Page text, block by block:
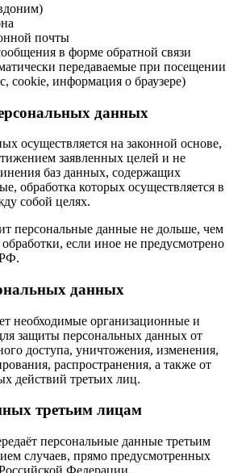
почты
в форме обратной связи
передаваемые при посещении
cookie, информация о браузере)
данных
осуществляется на законной основе,
заявленных целей и не
баз данных, содержащих
обработка которых осуществляется в
собой целях.
персональные данные не дольше, чем
если иное не предусмотрено
РФ.
данных
необходимые организационные и
защиты персональных данных от
доступа, уничтожения, изменения,
распространения, а также от
действий третьих лиц.
третьим лицам
персональные данные третьим
случаев, прямо предусмотренных
Федерации.